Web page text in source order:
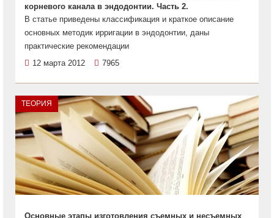
корневого канала в эндодонтии. Часть 2.
В статье приведены классификация и краткое описание
основных методик ирригации в эндодонтии, даны
практические рекомендации
12 марта 2012
7965
ТЕОРИЯ
Основные этапы изготовления съемных и несъемных